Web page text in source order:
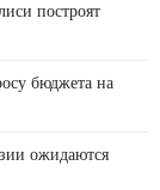
построят
бюджета на
ожидаются